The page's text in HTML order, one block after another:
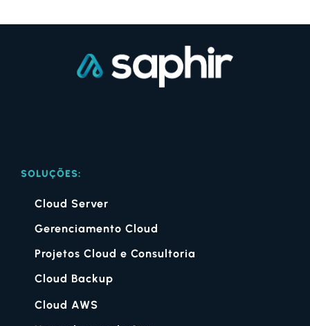
SOLUÇÕES:
Cloud Server
Gerenciamento Cloud
Projetos Cloud e Consultoria
Cloud Backup
Cloud AWS